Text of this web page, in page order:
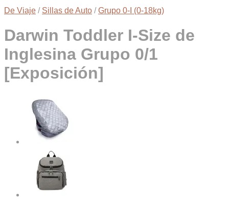
De Viaje / Sillas de Auto / Grupo 0-I (0-18kg)
Darwin Toddler I-Size de
Inglesina Grupo 0/1
[Exposición]